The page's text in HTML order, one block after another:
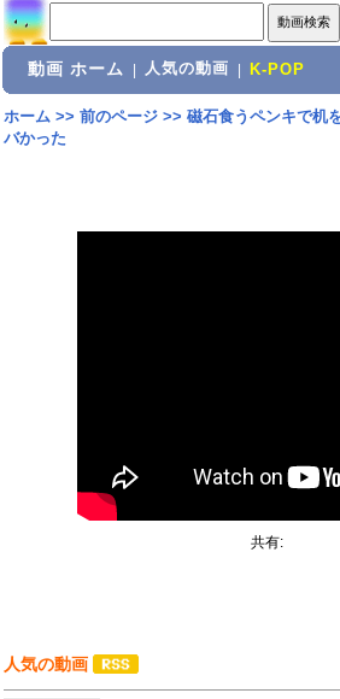
動画 ホーム 人気の動画 K-POP
ホーム>> 前のページ>> 磁石食うペンキで机
バかった
共有:
人気の動画